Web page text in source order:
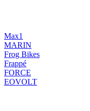
Max1
MARIN
Frog Bikes
Frappé
FORCE
EOVOLT